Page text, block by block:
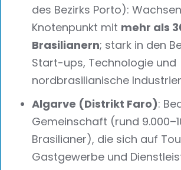
des Bezirks Porto):
Knotenpunkt mit mehr als
Brasilianern; stark in den
Start-ups, Technologie und
nordbrasilianische
Algarve (Distrikt Faro):
Gemeinschaft (rund
Brasilianer), die sich auf
Gastgewerbe und